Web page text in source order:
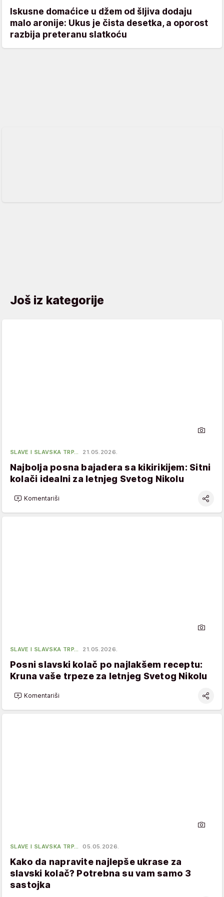
Iskusne domaćice u džem od šljiva dodaju
malo aronije: Ukus je čista desetka, a oporost
razbija preteranu slatkoću
Još iz kategorije
SLAVE I SLAVSKA TRP… 21.05.2026.
Najbolja posna bajadera sa kikirikijem: Sitni
kolači idealni za letnjeg Svetog Nikolu
Komentariši
SLAVE I SLAVSKA TRP… 21.05.2026.
Posni slavski kolač po najlakšem receptu:
Kruna vaše trpeze za letnjeg Svetog Nikolu
Komentariši
SLAVE I SLAVSKA TRP… 05.05.2026.
Kako da napravite najlepše ukrase za
slavski kolač? Potrebna su vam samo 3
sastojka